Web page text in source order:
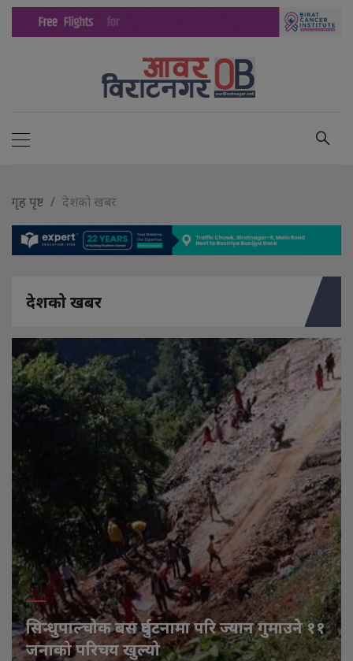
गृह पृष्ट देशको खबर
देशको खबर
सिन्धुपाल्चोक बस दुर्घटनामा परि ज्यान गुमाउने ११
जनाको परिचय खुल्यो